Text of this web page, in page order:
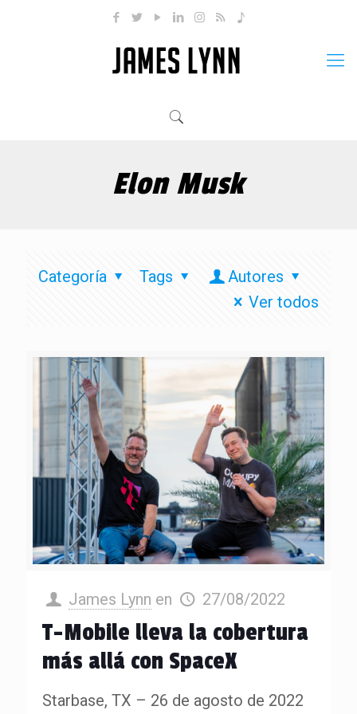
Elon Musk
Categoría Tags
Autores
Ver todos
James Lynn en 27/08/2022
T-Mobile lleva la cobertura
más allá con SpaceX
Starbase, TX – 26 de agosto de 2022